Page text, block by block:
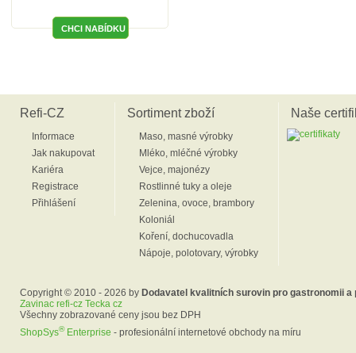
Refi-CZ
Informace
Jak nakupovat
Kariéra
Registrace
Přihlášení
Sortiment zboží
Maso, masné výrobky
Mléko, mléčné výrobky
Vejce, majonézy
Rostlinné tuky a oleje
Zelenina, ovoce, brambory
Koloniál
Koření, dochucovadla
Nápoje, polotovary, výrobky
Naše
Copyright © 2010 - 2026 by Dodavatel kvalitních surovin pro gastronomii
Zavinac refi-cz Tecka cz
Všechny zobrazované ceny jsou bez DPH
ShopSys®Enterprise - profesionální internetové obchody na míru